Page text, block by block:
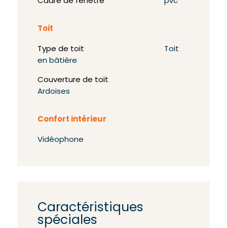
Toit
Type de toit
Toit
en bâtière
Couverture de toit
Ardoises
Confort intérieur
Vidéophone
Caractéristiques
spéciales